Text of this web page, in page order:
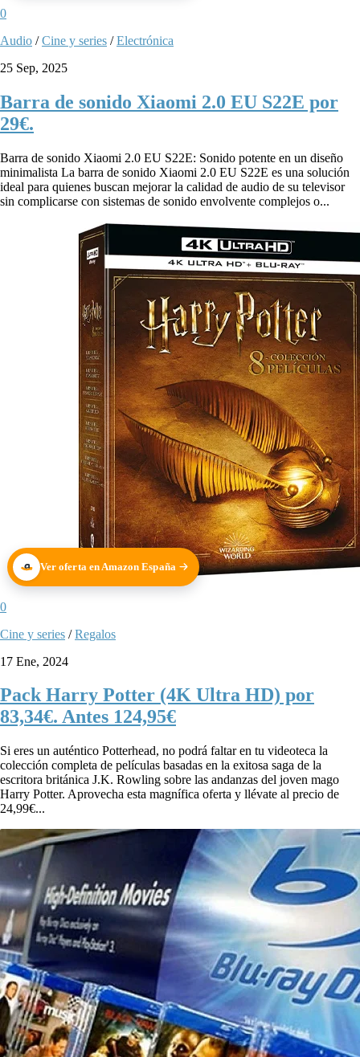
0
Audio /Cine y series /Electrónica
25 Sep, 2025
Barra de sonido Xiaomi 2.0 EU S22E por
29€.
Barra de sonido Xiaomi 2.0 EU S22E: Sonido potente en un diseño
minimalista La barra de sonido Xiaomi 2.0 EU S22E es una solución
ideal para quienes buscan mejorar la calidad de audio de su televisor
sin complicarse con sistemas de sonido envolvente complejos o...
Ver oferta en Amazon España
0
Cine y series /Regalos
17 Ene, 2024
Pack Harry Potter (4K Ultra HD) por
83,34€. Antes 124,95€
Si eres un auténtico Potterhead, no podrá faltar en tu videoteca la
colección completa de películas basadas en la exitosa saga de la
escritora británica J.K. Rowling sobre las andanzas del joven mago
Harry Potter. Aprovecha esta magnífica oferta y llévate al precio de
24,99€...